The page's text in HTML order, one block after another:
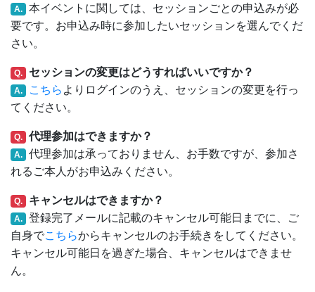
A. 本イベントに関しては、セッションごとの申込みが必
要です。お申込み時に参加したいセッションを選んでくだ
さい。
Q. セッションの変更はどうすればいいですか？
A. こちら よりログインのうえ、セッションの変更を行っ
てください。
Q. 代理参加はできますか？
A. 代理参加は承っておりません、お手数ですが、参加さ
れるご本人がお申込みください。
Q. キャンセルはできますか？
A. 登録完了メールに記載のキャンセル可能日までに、ご
自身でこちらからキャンセルのお手続きをしてください。
キャンセル可能日を過ぎた場合、キャンセルはできませ
ん。